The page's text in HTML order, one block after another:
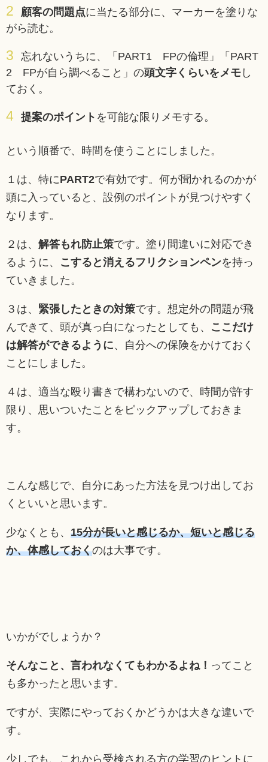
顧客の問題点に当たる部分に、マーカーを塗りな
がら読む。
忘れないうちに、「PART1 FPの倫理」「PART
2 FPが自ら調べること」の頭文字くらいをメモ し
ておく。
提案のポイント を可能な限りメモする。
という順番で、時間を使うことにしました。
１は、特にPART2で有効です。何が聞かれるのかが
頭に入っていると、設例のポイントが見つけやすく
なります。
２は、 解答もれ防止策です。塗り間違いに対応でき
るように、 こすると消えるフリクションペンを持っ
ていきました。
３は、 緊張したときの対策です。想定外の問題が飛
んできて、頭が真っ白になったとしても、 ここだけ
は解答ができるように、自分への保険をかけておく
ことにしました。
４は、適当な殴り書きで構わないので、時間が許す
限り、思いついたことをピックアップしておきま
す。
こんな感じで、自分にあった方法を見つけ出してお
くといいと思います。
少なくとも、 15分が長いと感じるか、短いと感じる
か、体感しておくのは大事です。
いかがでしょうか？
そんなこと、言われなくてもわかるよね！ ってこと
も多かったと思います。
ですが、実際にやっておくかどうかは大きな違いで
す。
少しでも、これから受検される方の学習のヒントに